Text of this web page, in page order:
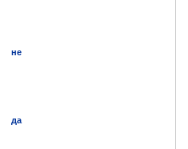
не
да